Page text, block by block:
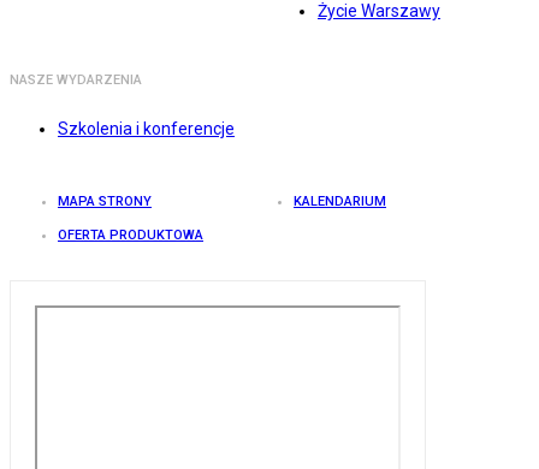
Życie Warszawy
NASZE WYDARZENIA
Szkolenia i konferencje
MAPA STRONY KALENDARIUM
OFERTA PRODUKTOWA